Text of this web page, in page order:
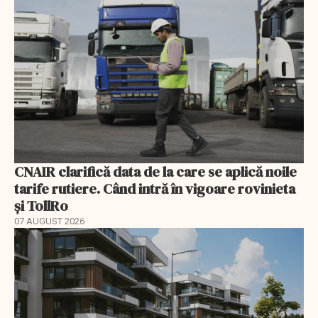
CNAIR clarifică data de la care se aplică noile
tarife rutiere. Când intră în vigoare rovinieta
și TollRo
07 AUGUST 2026